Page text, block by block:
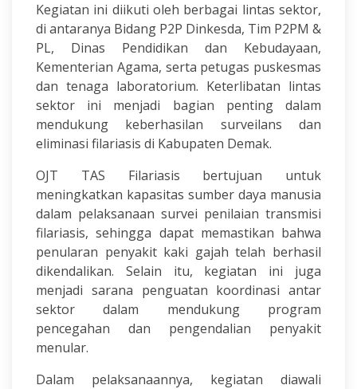
Kegiatan ini diikuti oleh berbagai lintas sektor,
di antaranya Bidang P2P Dinkesda, Tim P2PM &
PL, Dinas Pendidikan dan Kebudayaan,
Kementerian Agama, serta petugas puskesmas
dan tenaga laboratorium. Keterlibatan lintas
sektor ini menjadi bagian penting dalam
mendukung keberhasilan surveilans dan
eliminasi filariasis di Kabupaten Demak.
OJT TAS Filariasis bertujuan untuk
meningkatkan kapasitas sumber daya manusia
dalam pelaksanaan survei penilaian transmisi
filariasis, sehingga dapat memastikan bahwa
penularan penyakit kaki gajah telah berhasil
dikendalikan. Selain itu, kegiatan ini juga
menjadi sarana penguatan koordinasi antar
sektor dalam mendukung program
pencegahan dan pengendalian penyakit
menular.
Dalam pelaksanaannya, kegiatan diawali